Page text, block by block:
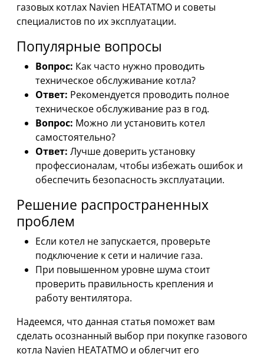
газовых котлах Navien HEATATMO и советы
специалистов по их эксплуатации.
Популярные вопросы
Вопрос: Как часто нужно проводить
техническое обслуживание котла?
Ответ: Рекомендуется проводить полное
техническое обслуживание раз в год.
Вопрос: Можно ли установить котел
самостоятельно?
Ответ: Лучше доверить установку
профессионалам, чтобы избежать ошибок и
обеспечить безопасность эксплуатации.
Решение распространенных
проблем
Если котел не запускается, проверьте
подключение к сети и наличие газа.
При повышенном уровне шума стоит
проверить правильность крепления и
работу вентилятора.
Надеемся, что данная статья поможет вам
сделать осознанный выбор при покупке газового
котла Navien HEATATMO и облегчит его